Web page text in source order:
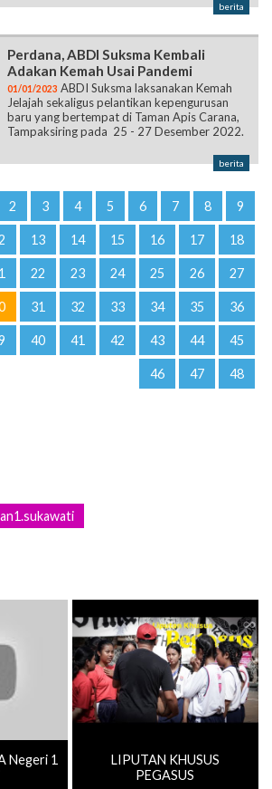
berita
Perdana, ABDI Suksma Kembali
Adakan Kemah Usai Pandemi
01/01/2023 ABDI Suksma laksanakan Kemah
Jelajah sekaligus pelantikan kepengurusan
baru yang bertempat di Taman Apis Carana,
Tampaksiring pada 25 - 27 Desember 2022.
berita
2 3 4 5 6 7 8 9
13 14 15 16 17 18
22 23 24 25 26 27
31 32 33 34 35 36
40 41 42 43 44 45
46 47 48
Negeri 1
LIPUTAN KHUSUS
PEGASUS